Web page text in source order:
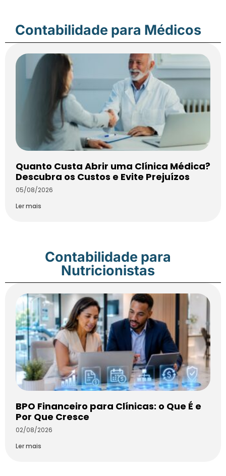
Contabilidade para Médicos
Quanto Custa Abrir uma Clínica Médica?
Descubra os Custos e Evite Prejuízos
05/08/2026
Ler mais
Contabilidade para
Nutricionistas
BPO Financeiro para Clínicas: o Que É e
Por Que Cresce
02/08/2026
Ler mais